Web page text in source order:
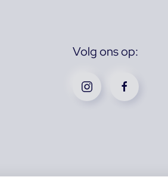
Volg ons op: